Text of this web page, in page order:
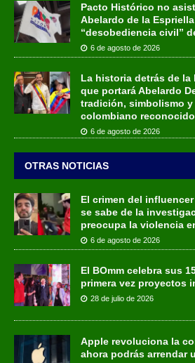
Pacto Histórico no
Abelardo de la
“desobediencia civil”
6 de agosto de 2026
La historia detrás de la
que portará Abelardo
tradición, simbolismo
colombiano
6 de agosto de 2026
OTRAS NOTICIAS
El crimen del
se sabe de la
preocupa la violencia
6 de agosto de 2026
El BOmm celebra sus
primera vez proyectos
28 de julio de 2026
Apple revoluciona la
ahora podrás arrendar